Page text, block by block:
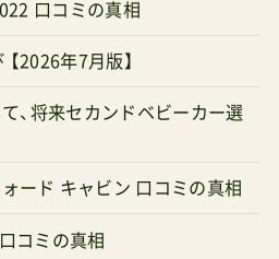
口コミの真相
2026年7月版】
、将来セカンドベビーカー選
ード キャビン 口コミの真相
コミの真相